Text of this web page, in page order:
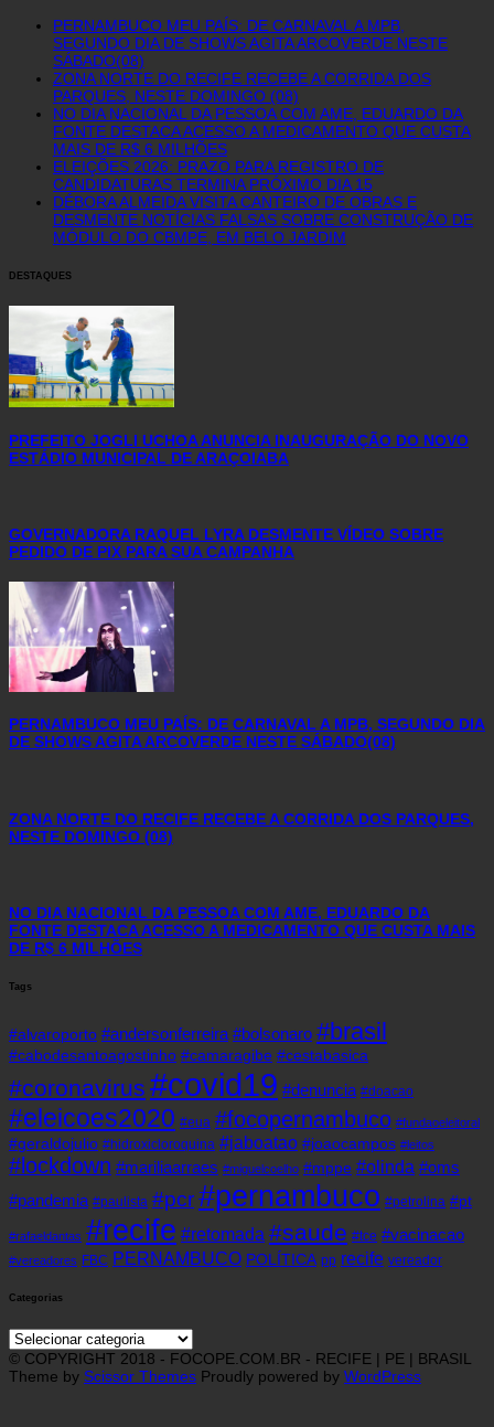
PERNAMBUCO MEU PAÍS: DE CARNAVAL A MPB,
SEGUNDO DIA DE SHOWS AGITA ARCOVERDE NESTE
SÁBADO(08)
ZONA NORTE DO RECIFE RECEBE A CORRIDA DOS
PARQUES, NESTE DOMINGO (08)
NO DIA NACIONAL DA PESSOA COM AME, EDUARDO DA
FONTE DESTACA ACESSO A MEDICAMENTO QUE CUSTA
MAIS DE R$ 6 MILHÕES
ELEIÇÕES 2026: PRAZO PARA REGISTRO DE
CANDIDATURAS TERMINA PRÓXIMO DIA 15
DÉBORA ALMEIDA VISITA CANTEIRO DE OBRAS E
DESMENTE NOTÍCIAS FALSAS SOBRE CONSTRUÇÃO DE
MÓDULO DO CBMPE, EM BELO JARDIM
DESTAQUES
PREFEITO JOGLI UCHOA ANUNCIA INAUGURAÇÃO DO NOVO
ESTÁDIO MUNICIPAL DE ARAÇOIABA
GOVERNADORA RAQUEL LYRA DESMENTE VÍDEO SOBRE
PEDIDO DE PIX PARA SUA CAMPANHA
PERNAMBUCO MEU PAÍS: DE CARNAVAL A MPB, SEGUNDO DIA
DE SHOWS AGITA ARCOVERDE NESTE SÁBADO(08)
ZONA NORTE DO RECIFE RECEBE A CORRIDA DOS PARQUES,
NESTE DOMINGO (08)
NO DIA NACIONAL DA PESSOA COM AME, EDUARDO DA
FONTE DESTACA ACESSO A MEDICAMENTO QUE CUSTA MAIS
DE R$ 6 MILHÕES
Tags
#alvaroporto #andersonferreira #bolsonaro #brasil
#cabodesantoagostinho #camaragibe #cestabasica
#coronavirus #covid19 #denuncia #doacao
#eleicoes2020 #eua #focopernambuco #fundaoeleitoral
#geraldojulio #hidroxicloroquina #jaboatao #joaocampos #leitos
#lockdown #mariliaarraes #miguelcoelho #mppe #olinda #oms
#pandemia #paulista #pcr#pernambuco #petrolina #pt
#rafaeldantas #recife #retomada #saude #tce #vacinacao
#vereadores FBC PERNAMBUCO POLÍTICA pp recife vereador
Categorias
Categorias
© COPYRIGHT 2018 - FOCOPE.COM.BR - RECIFE | PE | BRASIL
Theme by Scissor Themes Proudly powered by WordPress